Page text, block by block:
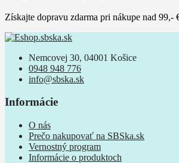
Získajte dopravu zdarma pri nákupe nad 99,-
Nemcovej 30, 04001 Košice
0948 948 776
info@sbska.sk
Informácie
O nás
Prečo nakupovať na SBSka.sk
Vernostný program
Informácie o produktoch